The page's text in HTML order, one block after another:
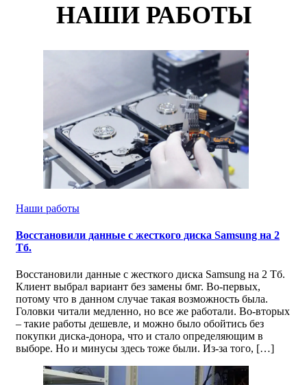
НАШИ РАБОТЫ
Наши работы
Восстановили данные с жесткого диска Samsung на 2
Тб.
Восстановили данные с жесткого диска Samsung на 2 Тб.
Клиент выбрал вариант без замены бмг. Во-первых,
потому что в данном случае такая возможность была.
Головки читали медленно, но все же работали. Во-вторых
– такие работы дешевле, и можно было обойтись без
покупки диска-донора, что и стало определяющим в
выборе. Но и минусы здесь тоже были. Из-за того, […]